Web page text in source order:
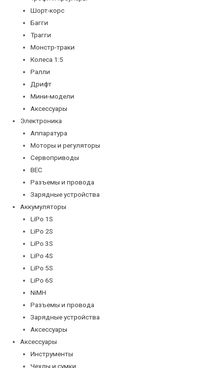
Шорт-корс
Багги
Трагги
Монстр-траки
Колеса 1:5
Ралли
Дрифт
Мини-модели
Аксессуары
Электроника
Аппаратура
Моторы и регуляторы
Сервоприводы
BEC
Разъемы и провода
Зарядные устройства
Аккумуляторы
LiPo 1S
LiPo 2S
LiPo 3S
LiPo 4S
LiPo 5S
LiPo 6S
NiMH
Разъемы и провода
Зарядные устройства
Аксессуары
Аксессуары
Инструменты
Чехлы и сумки